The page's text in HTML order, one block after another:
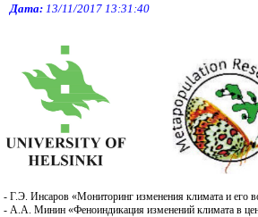
Дата: 13/11/2017 13:31:40
- Г.Э. Инсаров «Мониторинг изменения климата и его
- А.А. Минин «Феноиндикация изменений климата в